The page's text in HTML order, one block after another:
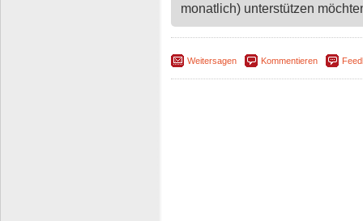
monatlich) unterstützen
Weitersagen Kommentieren